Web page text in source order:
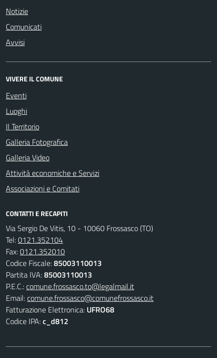
Notizie
Comunicati
Avvisi
VIVERE IL COMUNE
Eventi
Luoghi
Il Territorio
Galleria Fotografica
Galleria Video
Attività economiche e Servizi
Associazioni e Comitati
CONTATTI E RECAPITI
Via Sergio De Vitis, 10 - 10060 Frossasco (TO)
Tel:0121.352104
Fax:0121.352010
Codice Fiscale:85003110013
Partita IVA:85003110013
P.E.C.:comune.frossasco.to@legalmail.it
Email:comune.frossasco@comunefrossasco.it
Fatturazione Elettronica: UFRO68
Codice IPA:c_d812